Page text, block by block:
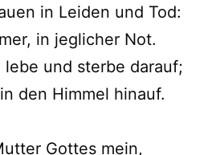
in Leiden und Tod:
in jeglicher Not.
und sterbe darauf;
den Himmel hinauf.
Gottes mein,